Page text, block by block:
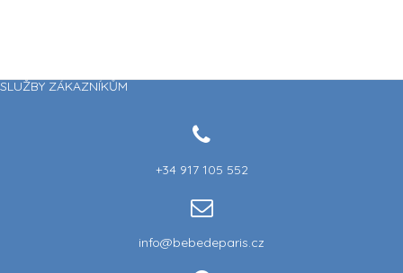
SLUŽBY ZÁKAZNÍKŮM
+34 917 105 552
info@bebedeparis.cz